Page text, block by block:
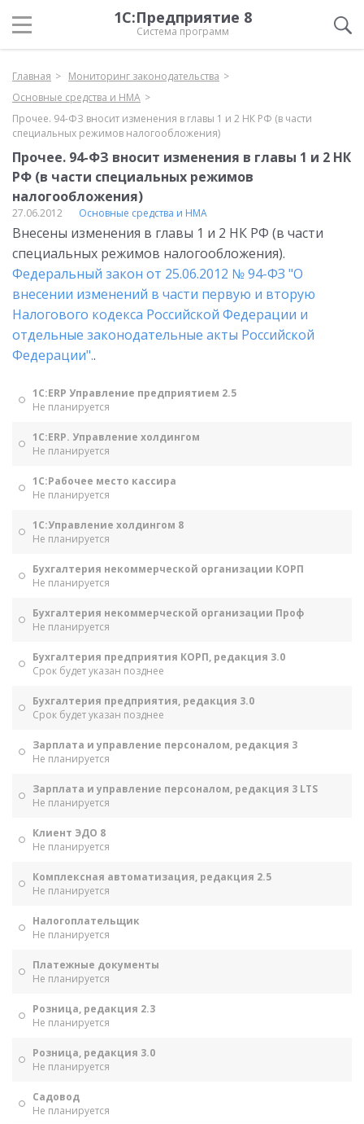
1С:Предприятие 8
Система программ
Главная
Мониторинг законодательства
Основные средства и НМА
Прочее. 94-ФЗ вносит изменения в главы 1 и 2 НК РФ (в части
специальных режимов налогообложения)
Прочее. 94-ФЗ вносит изменения в главы 1 и 2 НК
РФ (в части специальных режимов
налогообложения)
27.06.2012 Основные средства и НМА
Внесены изменения в главы 1 и 2 НК РФ (в части
специальных режимов налогообложения).
Федеральный закон от 25.06.2012 № 94-ФЗ "О
внесении изменений в части первую и вторую
Налогового кодекса Российской Федерации и
отдельные законодательные акты Российской
Федерации"..
1С:ERP Управление предприятием 2.5
Не планируется
1С:ERP. Управление холдингом
Не планируется
1С:Рабочее место кассира
Не планируется
1С:Управление холдингом 8
Не планируется
Бухгалтерия некоммерческой организации КОРП
Не планируется
Бухгалтерия некоммерческой организации Проф
Не планируется
Бухгалтерия предприятия КОРП, редакция 3.0
Срок будет указан позднее
Бухгалтерия предприятия, редакция 3.0
Срок будет указан позднее
Зарплата и управление персоналом, редакция 3
Не планируется
Зарплата и управление персоналом, редакция 3 LTS
Не планируется
Клиент ЭДО 8
Не планируется
Комплексная автоматизация, редакция 2.5
Не планируется
Налогоплательщик
Не планируется
Платежные документы
Не планируется
Розница, редакция 2.3
Не планируется
Розница, редакция 3.0
Не планируется
Садовод
Не планируется